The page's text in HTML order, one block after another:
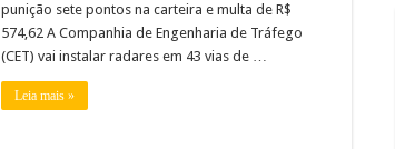
punição sete pontos na carteira e multa de R$
574,62 A Companhia de Engenharia de Tráfego
(CET) vai instalar radares em 43 vias de …
Leia mais »